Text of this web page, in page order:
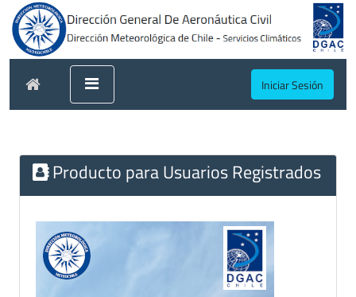
Iniciar Sesión
Producto para Usuarios Registrados